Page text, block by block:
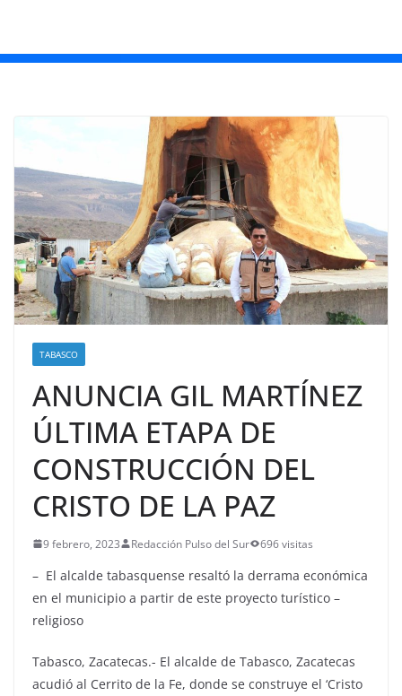
TABASCO
ANUNCIA GIL MARTÍNEZ
ÚLTIMA ETAPA DE
CONSTRUCCIÓN DEL
CRISTO DE LA PAZ
9 febrero, 2023 Redacción Pulso del Sur 696 visitas
– El alcalde tabasquense resaltó la derrama económica
en el municipio a partir de este proyecto turístico –
religioso
Tabasco, Zacatecas.- El alcalde de Tabasco, Zacatecas
acudió al Cerrito de la Fe, donde se construye el ‘Cristo